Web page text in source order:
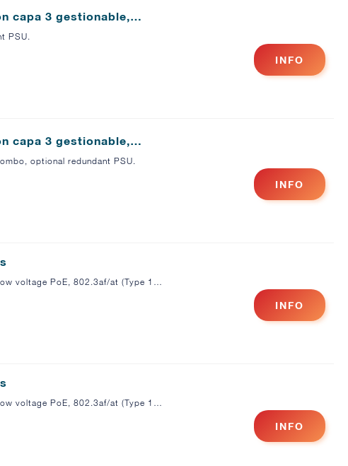
capa 3 gestionable,…
PSU.
INFO
capa 3 gestionable,…
optional redundant PSU.
INFO
voltage PoE, 802.3af/at (Type 1…
INFO
voltage PoE, 802.3af/at (Type 1…
INFO